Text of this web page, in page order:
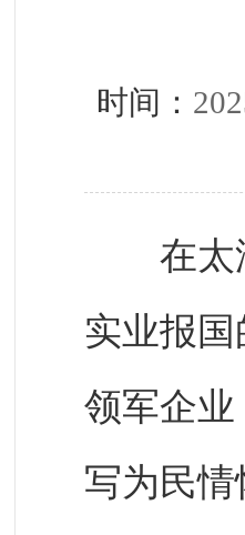
时间：
在太湖
实业报
领军企
写为民